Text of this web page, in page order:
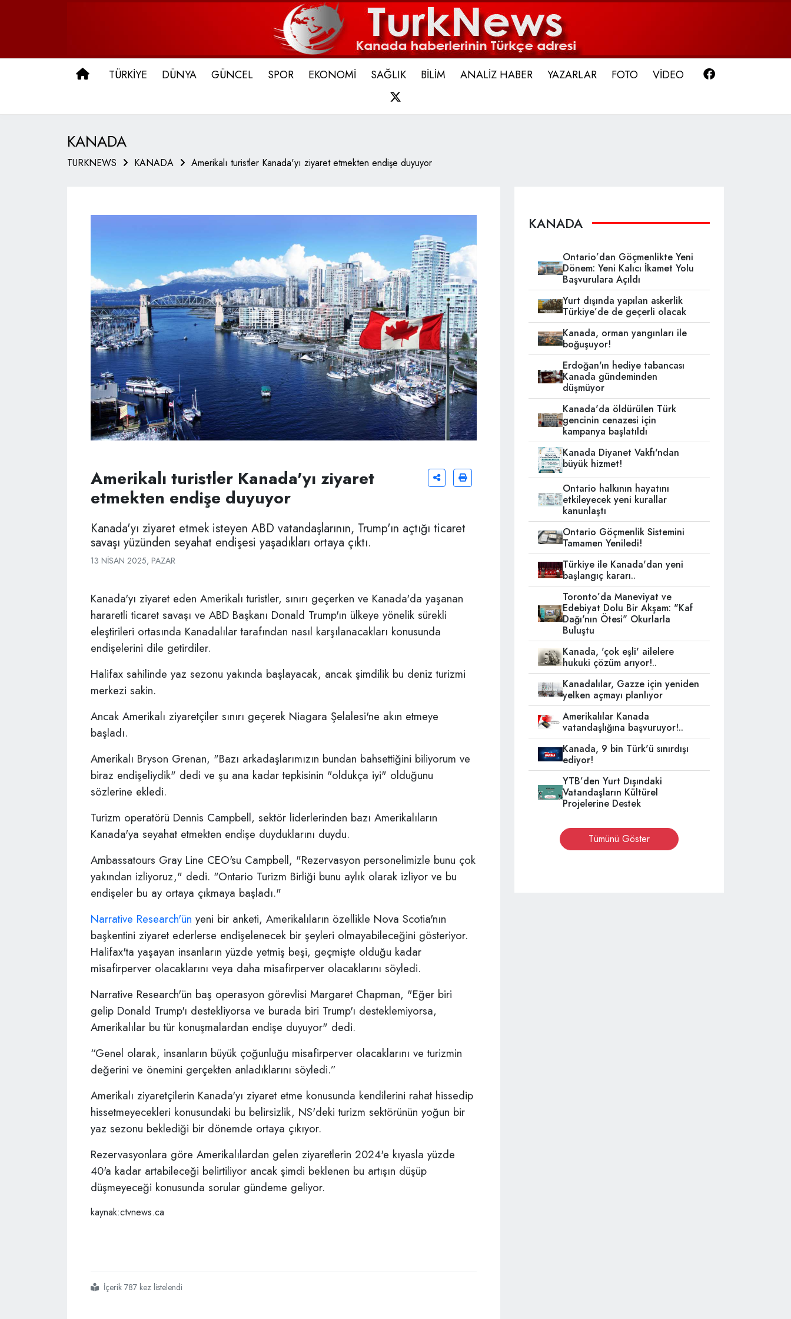
ANA SAYFA
TÜRKİYE DÜNYA GÜNCEL SPOR EKONOMİ SAĞLIK BİLİM ANALİZ HABER YAZARLAR FOTO VİDEO
KANADA
TURKNEWS KANADA Amerikalı turistler Kanada'yı ziyaret etmekten endişe duyuyor
Amerikalı turistler Kanada'yı ziyaret
etmekten endişe duyuyor
Kanada'yı ziyaret etmek isteyen ABD vatandaşlarının, Trump'ın açtığı ticaret
savaşı yüzünden seyahat endişesi yaşadıkları ortaya çıktı.
13 NISAN 2025, PAZAR
Kanada'yı ziyaret eden Amerikalı turistler, sınırı geçerken ve Kanada'da yaşanan
hararetli ticaret savaşı ve ABD Başkanı Donald Trump'ın ülkeye yönelik sürekli
eleştirileri ortasında Kanadalılar tarafından nasıl karşılanacakları konusunda
endişelerini dile getirdiler.
Halifax sahilinde yaz sezonu yakında başlayacak, ancak şimdilik bu deniz turizmi
merkezi sakin.
Ancak Amerikalı ziyaretçiler sınırı geçerek Niagara Şelalesi'ne akın etmeye
başladı.
Amerikalı Bryson Grenan, "Bazı arkadaşlarımızın bundan bahsettiğini biliyorum ve
biraz endişeliydik" dedi ve şu ana kadar tepkisinin "oldukça iyi" olduğunu
sözlerine ekledi.
Turizm operatörü Dennis Campbell, sektör liderlerinden bazı Amerikalıların
Kanada'ya seyahat etmekten endişe duyduklarını duydu.
Ambassatours Gray Line CEO'su Campbell, "Rezervasyon personelimizle bunu çok
yakından izliyoruz," dedi. "Ontario Turizm Birliği bunu aylık olarak izliyor ve bu
endişeler bu ay ortaya çıkmaya başladı."
Narrative Research'ün yeni bir anketi, Amerikalıların özellikle Nova Scotia'nın
başkentini ziyaret ederlerse endişelenecek bir şeyleri olmayabileceğini gösteriyor.
Halifax'ta yaşayan insanların yüzde yetmiş beşi, geçmişte olduğu kadar
misafirperver olacaklarını veya daha misafirperver olacaklarını söyledi.
Narrative Research'ün baş operasyon görevlisi Margaret Chapman, "Eğer biri
gelip Donald Trump'ı destekliyorsa ve burada biri Trump'ı desteklemiyorsa,
Amerikalılar bu tür konuşmalardan endişe duyuyor" dedi.
“Genel olarak, insanların büyük çoğunluğu misafirperver olacaklarını ve turizmin
değerini ve önemini gerçekten anladıklarını söyledi.”
Amerikalı ziyaretçilerin Kanada'yı ziyaret etme konusunda kendilerini rahat hissedip
hissetmeyecekleri konusundaki bu belirsizlik, NS'deki turizm sektörünün yoğun bir
yaz sezonu beklediği bir dönemde ortaya çıkıyor.
Rezervasyonlara göre Amerikalılardan gelen ziyaretlerin 2024'e kıyasla yüzde
40'a kadar artabileceği belirtiliyor ancak şimdi beklenen bu artışın düşüp
düşmeyeceği konusunda sorular gündeme geliyor.
kaynak:ctvnews.ca
#kanada
#abd
#turistİçerik 787 kez listelendi
KANADA
Ontario’dan Göçmenlikte Yeni
Dönem: Yeni Kalıcı İkamet Yolu
Başvurulara Açıldı
Yurt dışında yapılan askerlik
Türkiye’de de geçerli olacak
Kanada, orman yangınları ile
boğuşuyor!
Erdoğan'ın hediye tabancası
Kanada gündeminden
düşmüyor
Kanada'da öldürülen Türk
gencinin cenazesi için
kampanya başlatıldı
Kanada Diyanet Vakfı'ndan
büyük hizmet!
Ontario halkının hayatını
etkileyecek yeni kurallar
kanunlaştı
Ontario Göçmenlik Sistemini
Tamamen Yeniledi!
Türkiye ile Kanada'dan yeni
başlangıç kararı..
Toronto’da Maneviyat ve
Edebiyat Dolu Bir Akşam: "Kaf
Dağı'nın Ötesi" Okurlarla
Buluştu
Kanada, 'çok eşli' ailelere
hukuki çözüm arıyor!..
Kanadalılar, Gazze için yeniden
yelken açmayı planlıyor
Amerikalılar Kanada
vatandaşlığına başvuruyor!..
Kanada, 9 bin Türk'ü sınırdışı
ediyor!
YTB’den Yurt Dışındaki
Vatandaşların Kültürel
Projelerine Destek
Tümünü Göster